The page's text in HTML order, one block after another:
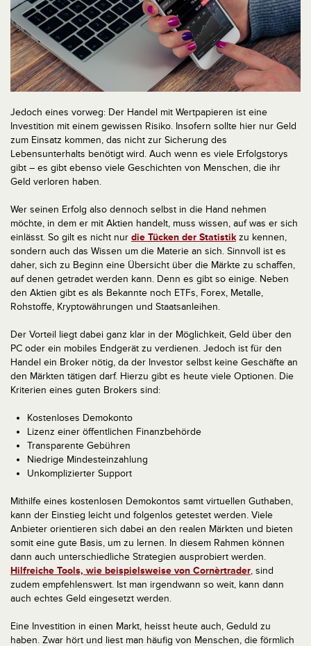
Jedoch eines vorweg: Der Handel mit Wertpapieren ist eine
Investition mit einem gewissen Risiko. Insofern sollte hier nur Geld
zum Einsatz kommen, das nicht zur Sicherung des
Lebensunterhalts benötigt wird. Auch wenn es viele Erfolgstorys
gibt – es gibt ebenso viele Geschichten von Menschen, die ihr
Geld verloren haben.
Wer seinen Erfolg also dennoch selbst in die Hand nehmen
möchte, in dem er mit Aktien handelt, muss wissen, auf was er sich
einlässt. So gilt es nicht nur die Tücken der Statistikzu kennen,
sondern auch das Wissen um die Materie an sich. Sinnvoll ist es
daher, sich zu Beginn eine Übersicht über die Märkte zu schaffen,
auf denen getradet werden kann. Denn es gibt so einige. Neben
den Aktien gibt es als Bekannte noch ETFs, Forex, Metalle,
Rohstoffe, Kryptowährungen und Staatsanleihen.
Der Vorteil liegt dabei ganz klar in der Möglichkeit, Geld über den
PC oder ein mobiles Endgerät zu verdienen. Jedoch ist für den
Handel ein Broker nötig, da der Investor selbst keine Geschäfte an
den Märkten tätigen darf. Hierzu gibt es heute viele Optionen. Die
Kriterien eines guten Brokers sind:
Kostenloses Demokonto
Lizenz einer öffentlichen Finanzbehörde
Transparente Gebühren
Niedrige Mindesteinzahlung
Unkomplizierter Support
Mithilfe eines kostenlosen Demokontos samt virtuellen Guthaben,
kann der Einstieg leicht und folgenlos getestet werden. Viele
Anbieter orientieren sich dabei an den realen Märkten und bieten
somit eine gute Basis, um zu lernen. In diesem Rahmen können
dann auch unterschiedliche Strategien ausprobiert werden.
Hilfreiche Tools, wie beispielsweise von Cornèrtrader, sind
zudem empfehlenswert. Ist man irgendwann so weit, kann dann
auch echtes Geld eingesetzt werden.
Eine Investition in einen Markt, heisst heute auch, Geduld zu
haben. Zwar hört und liest man häufig von Menschen, die förmlich